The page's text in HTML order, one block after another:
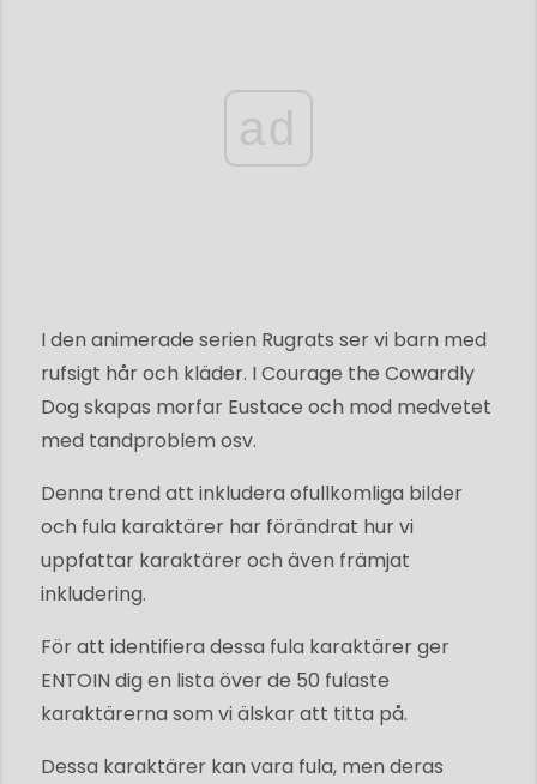
ad
I den animerade serien Rugrats ser vi barn med
rufsigt hår och kläder. I Courage the Cowardly
Dog skapas morfar Eustace och mod medvetet
med tandproblem osv.
Denna trend att inkludera ofullkomliga bilder
och fula karaktärer har förändrat hur vi
uppfattar karaktärer och även främjat
inkludering.
För att identifiera dessa fula karaktärer ger
ENTOIN dig en lista över de 50 fulaste
karaktärerna som vi älskar att titta på.
Dessa karaktärer kan vara fula, men deras